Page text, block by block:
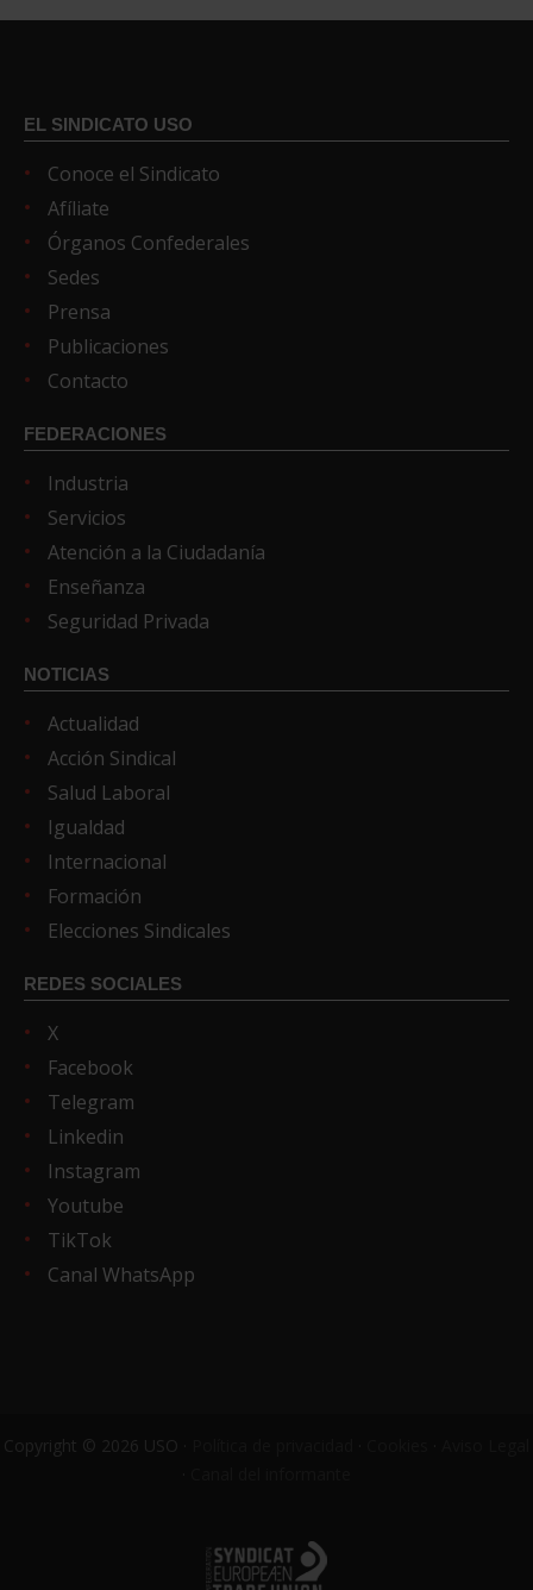
EL SINDICATO USO
Conoce el Sindicato
Afíliate
Órganos Confederales
Sedes
Prensa
Publicaciones
Contacto
FEDERACIONES
Industria
Servicios
Atención a la Ciudadanía
Enseñanza
Seguridad Privada
NOTICIAS
Actualidad
Acción Sindical
Salud Laboral
Igualdad
Internacional
Formación
Elecciones Sindicales
REDES SOCIALES
X
Facebook
Telegram
Linkedin
Instagram
Youtube
TikTok
Canal WhatsApp
Copyright © 2026 USO ·